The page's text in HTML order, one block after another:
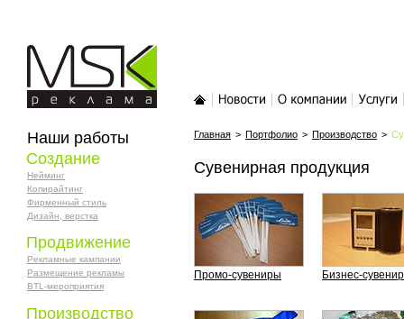
MSK-реклама
Главная > Портфолио > Производство >
Сувенирная продукция
Промо-сувениры Бизнес-
Наши работы
Создание
Нейминг
Копирайтинг
Фирменный стиль
Дизайн, верстка
Продвижение
Рекламные кампании
Размещение рекламы
BTL-мероприятия
Производство